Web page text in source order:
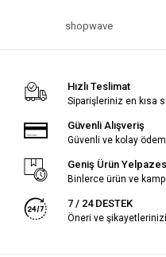
shopwave
Hızlı Teslimat
Siparişleriniz en kısa
Güvenli Alışveriş
Güvenli ve kolay
Geniş Ürün
Binlerce ürün ve
7 / 24 DESTEK
Öneri ve